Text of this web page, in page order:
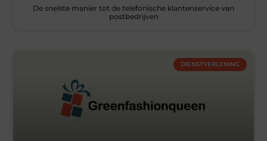
De snelste manier tot de telefonische klantenservice van
postbedrijven
DIENSTVERLENING